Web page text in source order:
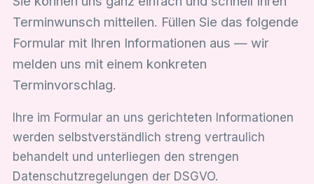
Terminwunsch mitteilen. Füllen Sie das folgende
Formular mit Ihren Informationen aus — wir
melden uns mit einem konkreten
Terminvorschlag.
Ihre im Formular an uns gerichteten Informationen
werden selbstverständlich streng vertraulich
behandelt und unterliegen den strengen
Datenschutzregelungen der DSGVO.